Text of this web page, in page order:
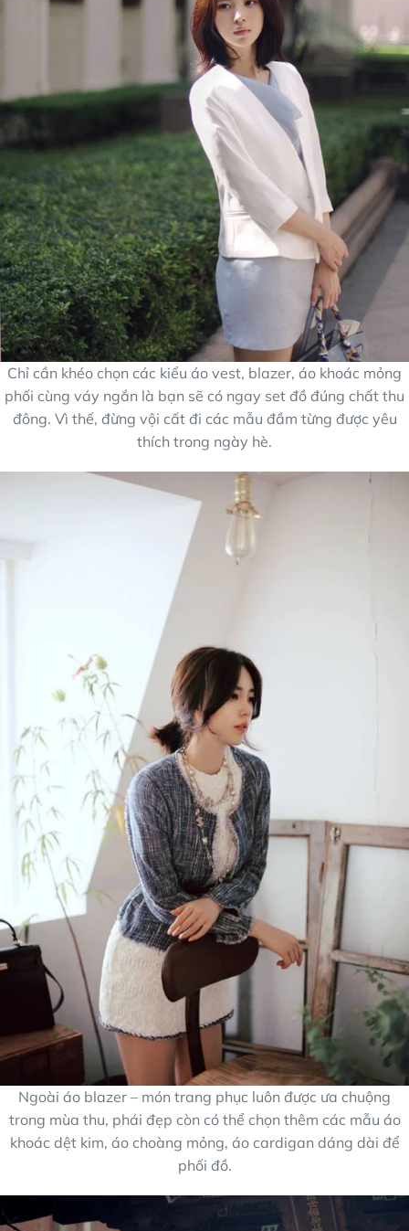
Chỉ cần khéo chọn các kiểu áo vest, blazer, áo khoác mỏng
phối cùng váy ngắn là bạn sẽ có ngay set đồ đúng chất thu
đông. Vì thế, đừng vội cất đi các mẫu đầm từng được yêu
thích trong ngày hè.
Ngoài áo blazer – món trang phục luôn được ưa chuộng
trong mùa thu, phái đẹp còn có thể chọn thêm các mẫu áo
khoác dệt kim, áo choàng mỏng, áo cardigan dáng dài để
phối đồ.